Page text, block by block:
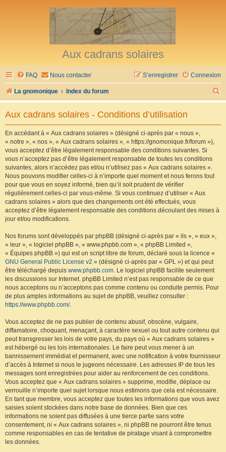
Aux cadrans solaires
FAQ Nous contacter Connexion
S’enregistrer
La gnomonique Index du forum
e
Aux cadrans solaires - Conditions d’utilisation
En accédant à « Aux cadrans solaires » (désigné ci-après par « nous »,
« notre », « nos », « Aux cadrans solaires », « https://gnomonique.fr/forum »),
vous acceptez d’être légalement responsable des conditions suivantes. Si
vous n’acceptez pas d’être légalement responsable de toutes les conditions
suivantes, alors n’accédez pas et/ou n’utilisez pas « Aux cadrans solaires ».
Nous pouvons modifier celles-ci à n’importe quel moment et nous ferons tout
pour que vous en soyez informé, bien qu’il soit prudent de vérifier
régulièrement celles-ci par vous-même. Si vous continuez d’utiliser « Aux
cadrans solaires » alors que des changements ont été effectués, vous
acceptez d’être légalement responsable des conditions découlant des mises à
jour et/ou modifications.
Nos forums sont développés par phpBB (désigné ci-après par « ils », « eux »,
« leur », « logiciel phpBB », « www.phpbb.com », « phpBB Limited »,
« Équipes phpBB ») qui est un script libre de forum, déclaré sous la licence «
GNU General Public License v2 » (désigné ci-après par « GPL ») et qui peut
être téléchargé depuis www.phpbb.com. Le logiciel phpBB facilite seulement
les discussions sur Internet. phpBB Limited n’est pas responsable de ce que
nous acceptons ou n’acceptons pas comme contenu ou conduite permis. Pour
de plus amples informations au sujet de phpBB, veuillez consulter :
https://www.phpbb.com/.
Vous acceptez de ne pas publier de contenu abusif, obscène, vulgaire,
diffamatoire, choquant, menaçant, à caractère sexuel ou tout autre contenu qui
peut transgresser les lois de votre pays, du pays où « Aux cadrans solaires »
est hébergé ou les lois internationales. Le faire peut vous mener à un
bannissement immédiat et permanent, avec une notification à votre fournisseur
d’accès à Internet si nous le jugeons nécessaire. Les adresses IP de tous les
messages sont enregistrées pour aider au renforcement de ces conditions.
Vous acceptez que « Aux cadrans solaires » supprime, modifie, déplace ou
verrouille n’importe quel sujet lorsque nous estimons que cela est nécessaire.
En tant que membre, vous acceptez que toutes les informations que vous avez
saisies soient stockées dans notre base de données. Bien que ces
informations ne soient pas diffusées à une tierce partie sans votre
consentement, ni « Aux cadrans solaires », ni phpBB ne pourront être tenus
comme responsables en cas de tentative de piratage visant à compromettre
les données.